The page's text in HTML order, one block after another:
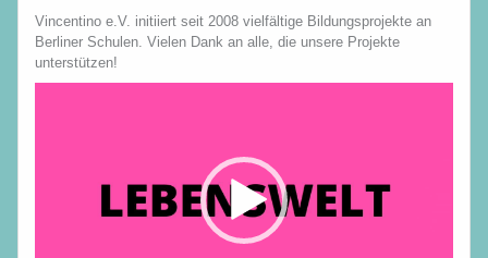
Vincentino e.V. initiiert seit 2008 vielfältige Bildungsprojekte an
Berliner Schulen. Vielen Dank an alle, die unsere Projekte
unterstützen!